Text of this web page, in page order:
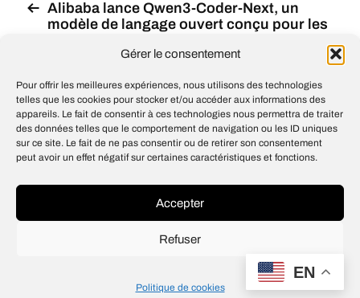
Gérer le consentement
Pour offrir les meilleures expériences, nous utilisons des technologies
telles que les cookies pour stocker et/ou accéder aux informations des
appareils. Le fait de consentir à ces technologies nous permettra de traiter
des données telles que le comportement de navigation ou les ID uniques
sur ce site. Le fait de ne pas consentir ou de retirer son consentement
peut avoir un effet négatif sur certaines caractéristiques et fonctions.
Accepter
Refuser
Politique de cookies
Alibaba lance Qwen3-Coder-Next, un
modèle de langage ouvert conçu pour les
local, offrant de solides capacités de
inférieurs
Elon Musk est désormais la première
personne de l’histoire à dépasser les 800
milliards $ de fortune après la fusion
historique de sa société spatiale SpaceX
Jean-Louis Maso
EN